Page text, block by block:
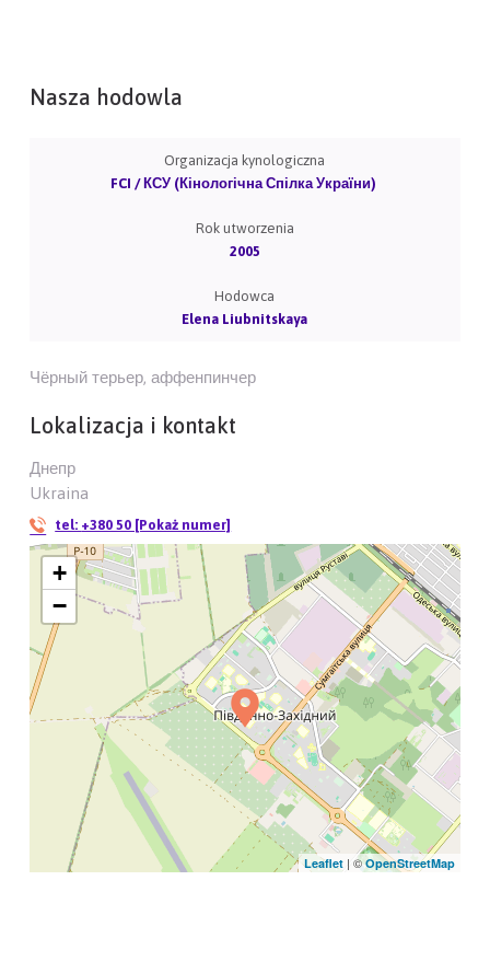
Nasza hodowla
Organizacja kynologiczna
FCI / КСУ (Кінологічна Спілка України)
Rok utworzenia
2005
Hodowca
Elena Liubnitskaya
Чёрный терьер, аффенпинчер
Lokalizacja i kontakt
Днепр
Ukraina
tel: +380 50 [Pokaż numer]
+
−
Leaflet| ©OpenStreetMap